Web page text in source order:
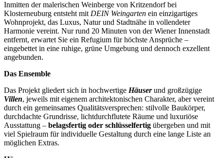
Inmitten der malerischen Weinberge von Kritzendorf bei
Klosterneuburg entsteht mit DEIN Weingarten ein einzigartiges
Wohnprojekt, das Luxus, Natur und Stadtnähe in vollendeter
Harmonie vereint. Nur rund 20 Minuten von der Wiener Innenstadt
entfernt, erwartet Sie ein Refugium für höchste Ansprüche –
eingebettet in eine ruhige, grüne Umgebung und dennoch exzellent
angebunden.
Das Ensemble
Das Projekt gliedert sich in hochwertige Häuser und großzügige
Villen, jeweils mit eigenem architektonischen Charakter, aber vereint
durch ein gemeinsames Qualitätsversprechen: stilvolle Baukörper,
durchdachte Grundrisse, lichtdurchflutete Räume und luxuriöse
Ausstattung – belagsfertig oder schlüsselfertig übergeben und mit
viel Spielraum für individuelle Gestaltung durch eine lange Liste an
möglichen Extras.